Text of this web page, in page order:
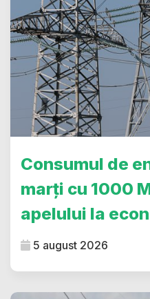
Consumul de
marți cu 1000
apelului la
5 august 2026